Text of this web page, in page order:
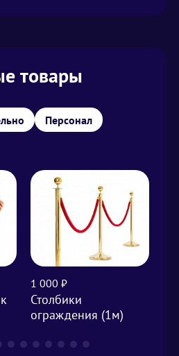
товары
Персонал
1 000 ₽
Столбики
ограждения (1м)